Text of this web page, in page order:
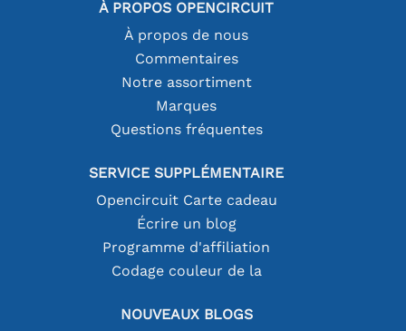
À PROPOS OPENCIRCUIT
À propos de nous
Commentaires
Notre assortiment
Marques
Questions fréquentes
SERVICE SUPPLÉMENTAIRE
Opencircuit Carte cadeau
Écrire un blog
Programme d'affiliation
Codage couleur de la
NOUVEAUX BLOGS